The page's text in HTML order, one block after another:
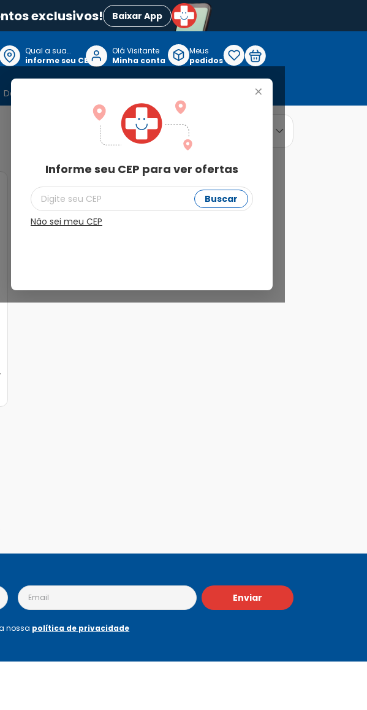
exclusivos! Baixar App
Qual a sua
localização?
informe seu CEP
+
Informe seu CEP para ver ofertas
Buscar
Não sei meu CEP
Olá Visitante
Minha conta
Meus
pedidos
Dermocosmeticos
ordenar por
Enviar
nossa política de privacidade